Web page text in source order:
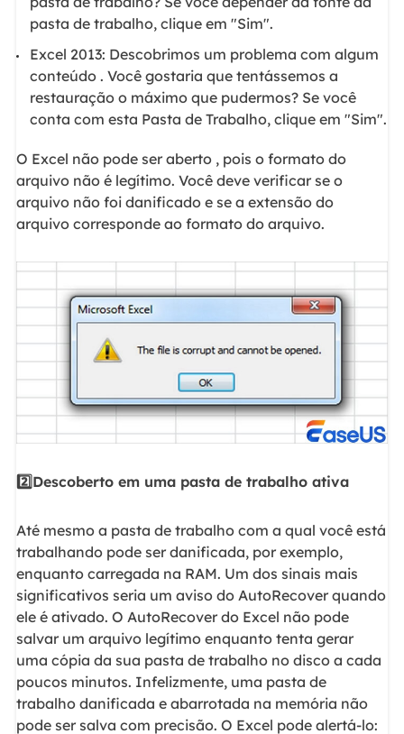
pasta de trabalho, clique em "Sim".
Excel 2013: Descobrimos um problema com algum
conteúdo . Você gostaria que tentássemos a
restauração o máximo que pudermos? Se você
conta com esta Pasta de Trabalho, clique em "Sim".
O Excel não pode ser aberto , pois o formato do
arquivo não é legítimo. Você deve verificar se o
arquivo não foi danificado e se a extensão do
arquivo corresponde ao formato do arquivo.
2️⃣Descoberto em uma pasta de trabalho ativa
Até mesmo a pasta de trabalho com a qual você está
trabalhando pode ser danificada, por exemplo,
enquanto carregada na RAM. Um dos sinais mais
significativos seria um aviso do AutoRecover quando
ele é ativado. O AutoRecover do Excel não pode
salvar um arquivo legítimo enquanto tenta gerar
uma cópia da sua pasta de trabalho no disco a cada
poucos minutos. Infelizmente, uma pasta de
trabalho danificada e abarrotada na memória não
pode ser salva com precisão. O Excel pode alertá-lo: